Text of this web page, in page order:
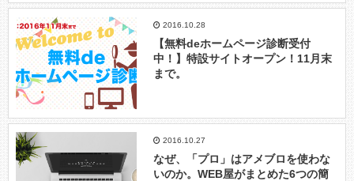
2016.10.28
【無料deホームページ診断受付
中！】特設サイトオープン！11月末
まで。
2016.10.27
なぜ、「プロ」はアメブロを使わな
いのか。WEB屋がまとめた6つの簡